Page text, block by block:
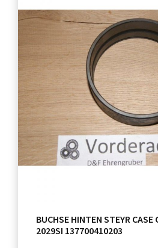
BUCHSE HINTEN STEYR CASE
2029SI 137700410203